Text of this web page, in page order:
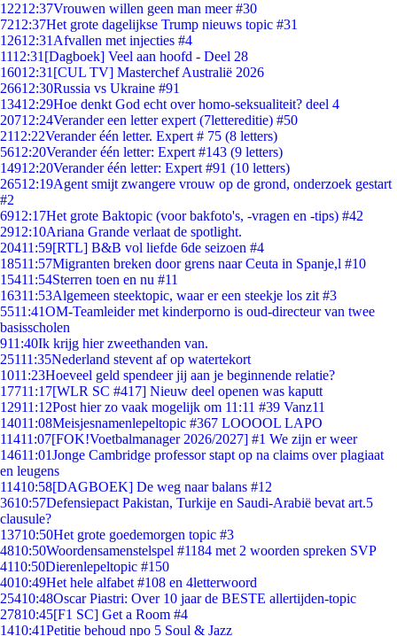
12212:37Vrouwen willen geen man meer #30
7212:37Het grote dagelijkse Trump nieuws topic #31
12612:31 Afvallen met injecties #4
1112:31 [Dagboek] Veel aan hoofd - Deel 28
16012:31 [CUL TV] Masterchef Australië 2026
26612:30Russia vs Ukraine #91
13412:29Hoe denkt God echt over homo-seksualiteit? deel 4
20712:24Verander een letter expert (7lettereditie) #50
2112:22Verander één letter. Expert # 75 (8 letters)
5612:20Verander één letter: Expert #143 (9 letters)
14912:20Verander één letter: Expert #91 (10 letters)
26512:19Agent smijt zwangere vrouw op de grond, onderzoek gestart
#2
6912:17Het grote Baktopic (voor bakfoto's, -vragen en -tips) #42
2912:10Ariana Grande verlaat de spotlight.
20411:59[RTL] B&B vol liefde 6de seizoen #4
18511:57Migranten breken door grens naar Ceuta in Spanje,l #10
15411:54Sterren toen en nu #11
16311:53Algemeen steektopic, waar er een steekje los zit #3
5511:41OM-Teamleider met kinderporno is oud-directeur van twee
basisscholen
911:40Ik krijg hier zweethanden van.
25111:35Nederland stevent af op watertekort
1011:23Hoeveel geld spendeer jij aan je beginnende relatie?
17711:17[WLR SC #417] Nieuw deel openen was kaputt
12911:12Post hier zo vaak mogelijk om 11:11 #39 Vanz11
14011:08Meisjesnamenlepeltopic #367 LOOOOL LAPO
11411:07[FOK!Voetbalmanager 2026/2027] #1 We zijn er weer
14611:01Jonge Cambridge professor stapt op na claims over plagiaat
en leugens
11410:58[DAGBOEK] De weg naar balans #12
3610:57Defensiepact Pakistan, Turkije en Saudi-Arabië bevat art.5
clausule?
13710:50Het grote goedemorgen topic #3
4810:50Woordensamenstelspel #1184 met 2 woorden spreken SVP
4110:50Dierenlepeltopic #150
4010:49Het hele alfabet #108 en 4letterwoord
25410:48Oscar Piastri: Over 10 jaar de BESTE allertijden-topic
27810:45[F1 SC] Get a Room #4
1410:41Petitie behoud npo 5 Soul & Jazz